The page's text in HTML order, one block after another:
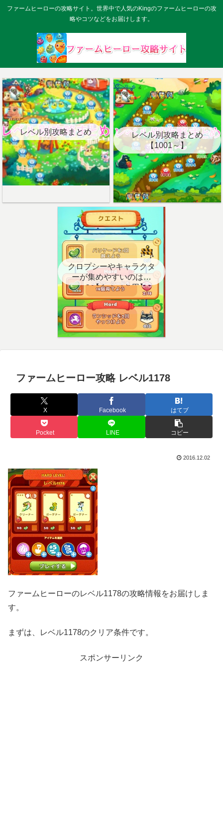
ファームヒーローの攻略サイト。世界中で人気のKingのファームヒーローの攻
略やコツなどをお届けします。
レベル別攻略まとめ
レベル別攻略まとめ
【1001～】
クロプシーやキャラクタ
ーが集めやすいのはど
こ？【クエスト用】
ファームヒーロー攻略 レベル1178
X Facebook はてブ
Pocket LINE コピー
2016.12.02
ファームヒーローのレベル1178の攻略情報をお届けしま
す。
まずは、レベル1178のクリア条件です。
スポンサーリンク